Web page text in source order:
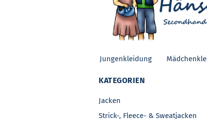
Jungenkleidung
KATEGORIEN
Jacken
Strick-, Fleece- & Sweatjacken